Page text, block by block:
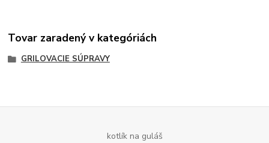
Tovar zaradený v kategóriách
GRILOVACIE SÚPRAVY
kotlík na guláš